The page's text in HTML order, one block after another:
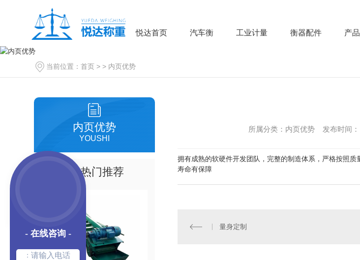
悦达首页 汽车衡 工业计量 衡器配件 产
当前位置： 首页 > > 内页优势
内页优势
YOUSHI
热门推荐
所属分类：内页优势 发布时间
拥有成熟的软硬件开发团队，完整的制造体系，严格按照
寿命有保障
量身定制
- 在线咨询 -
：